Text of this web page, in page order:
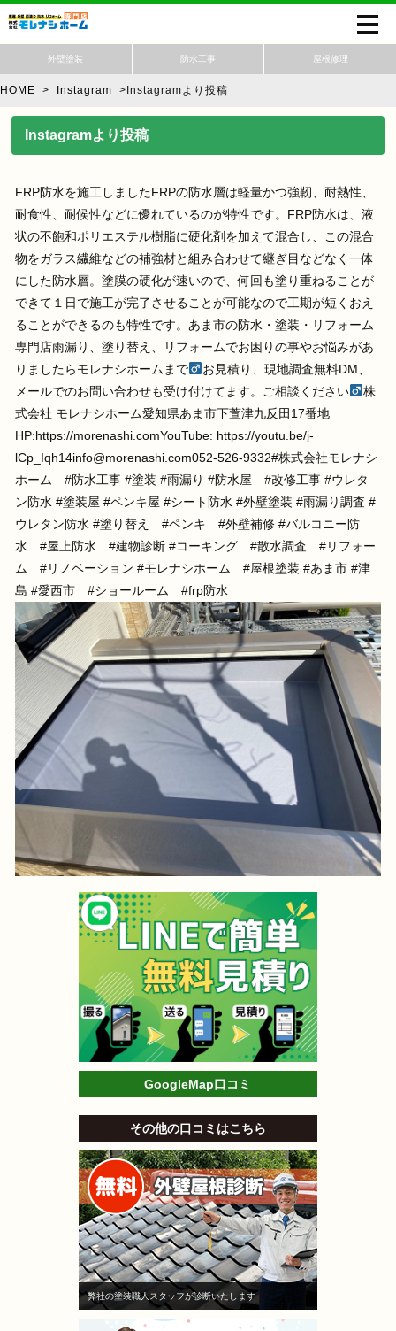
外壁塗装 防水工事 屋根修理
HOME > Instagram > Instagramより投稿
Instagramより投稿
FRP防水を施工しましたFRPの防水層は軽量かつ強靭、耐熱性、
耐食性、耐候性などに優れているのが特性です。FRP防水は、液
状の不飽和ポリエステル樹脂に硬化剤を加えて混合し、この混合
物をガラス繊維などの補強材と組み合わせて継ぎ目などなく一体
にした防水層。塗膜の硬化が速いので、何回も塗り重ねることが
できて１日で施工が完了させることが可能なので工期が短くおえ
ることができるのも特性です。あま市の防水・塗装・リフォーム
専門店雨漏り、塗り替え、リフォームでお困りの事やお悩みがあ
りましたらモレナシホームまで‍
お見積り、現地調査無料DM、
メールでのお問い合わせも受け付けてます。ご相談ください‍
⁡株
式会社 モレナシホーム愛知県あま市下萱津九反田17番地
HP:https://morenashi.comYouTube: https://youtu.be/j-
lCp_Iqh14info@morenashi.com052-526-9332⁡#株式会社モレナシ
ホーム #防水工事 #塗装 #雨漏り #防水屋 #改修工事 #ウレタ
ン防水 #塗装屋 #ペンキ屋 #シート防水 #外壁塗装 #雨漏り調査 #
ウレタン防水 #塗り替え #ペンキ #外壁補修 #バルコニー防
水 #屋上防水 #建物診断 #コーキング #散水調査 #リフォー
ム #リノベーション #モレナシホーム #屋根塗装 #あま市 #津
島 #愛西市 #ショールーム #frp防水
GoogleMap口コミ
その他の口コミはこちら
弊社の塗装職人スタッフが診断いたします